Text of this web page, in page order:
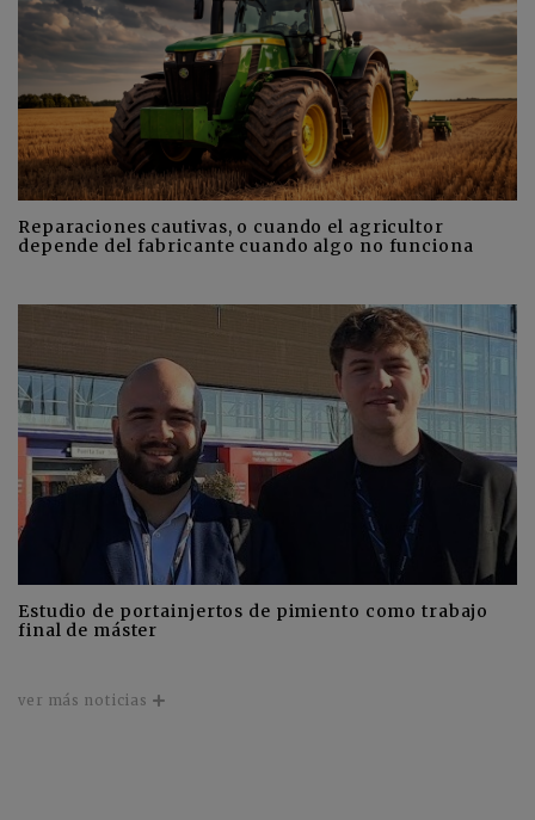
Reparaciones cautivas, o cuando el agricultor
depende del fabricante cuando algo no funciona
Estudio de portainjertos de pimiento como trabajo
final de máster
ver más noticias